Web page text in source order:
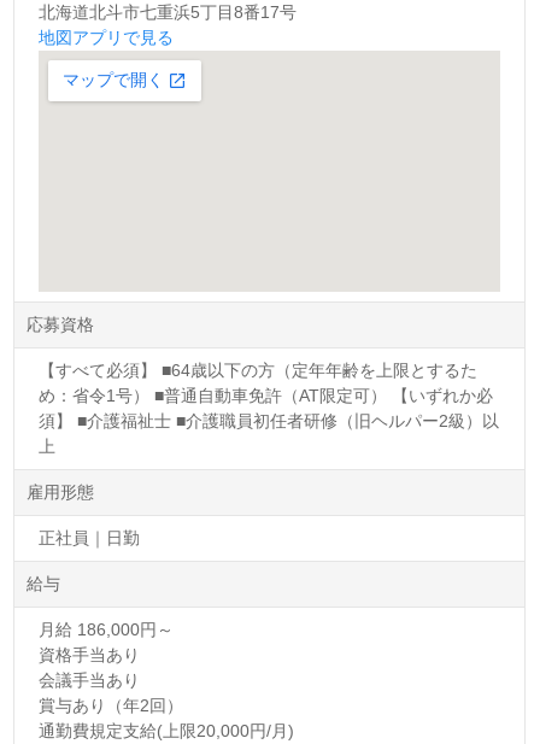
北海道北斗市七重浜5丁目8番17号
地図アプリで見る
応募資格
【すべて必須】 ■64歳以下の方（定年年齢を上限とするた
め：省令1号） ■普通自動車免許（AT限定可） 【いずれか必
須】 ■介護福祉士 ■介護職員初任者研修（旧ヘルパー2級）以
上
雇用形態
正社員｜日勤
給与
月給 186,000円～
資格手当あり
会議手当あり
賞与あり（年2回）
通勤費規定支給(上限20,000円/月)